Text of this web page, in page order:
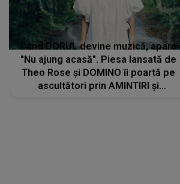
Când DORUL devine muzică, apare
"Nu ajung acasă". Piesa lansată de
Theo Rose și DOMINO îi poartă pe
ascultători prin AMINTIRI și